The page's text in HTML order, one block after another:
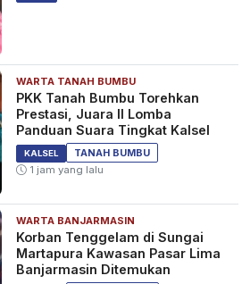
WARTA TANAH BUMBU
PKK Tanah Bumbu Torehkan
Prestasi, Juara II Lomba
Panduan Suara Tingkat Kalsel
KALSEL
TANAH BUMBU
1 jam yang lalu
WARTA BANJARMASIN
Korban Tenggelam di Sungai
Martapura Kawasan Pasar Lima
Banjarmasin Ditemukan